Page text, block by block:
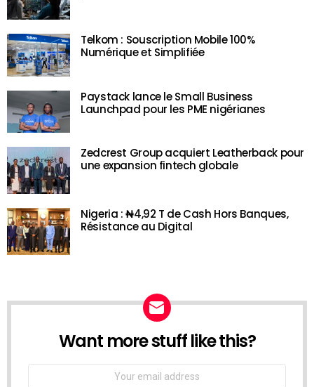
Telkom : Souscription Mobile 100%
Numérique et Simplifiée
Paystack lance le Small Business
Launchpad pour les PME nigérianes
Zedcrest Group acquiert Leatherback pour
une expansion fintech globale
Nigeria : ₦4,92 T de Cash Hors Banques,
Résistance au Digital
NEWSLETTER
Want more stuff like this?
Email